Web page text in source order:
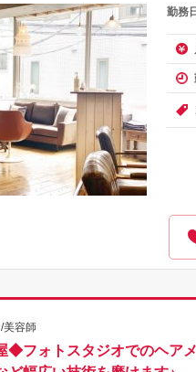
勤務
美容師
フォトスタジオでのヘアメ